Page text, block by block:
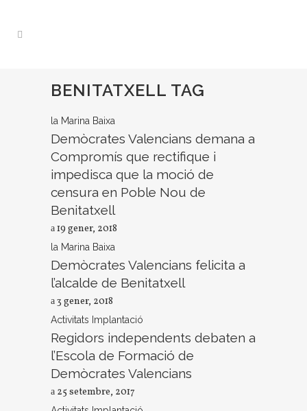
BENITATXELL TAG
la Marina Baixa
Demòcrates Valencians demana a
Compromís que rectifique i
impedisca que la moció de
censura en Poble Nou de
Benitatxell
19 gener, 2018
la Marina Baixa
Demòcrates Valencians felicita a
l’alcalde de Benitatxell
3 gener, 2018
Activitats Implantació
Regidors independents debaten a
l’Escola de Formació de
Demòcrates Valencians
25 setembre, 2017